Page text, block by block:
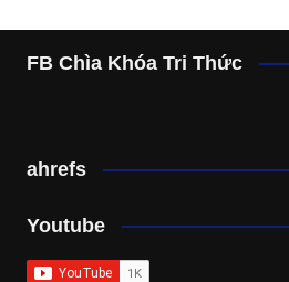
FB Chìa Khóa Tri Thức
ahrefs
Youtube